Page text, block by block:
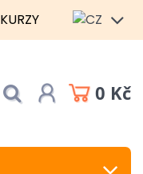
KURZY
0 Kč